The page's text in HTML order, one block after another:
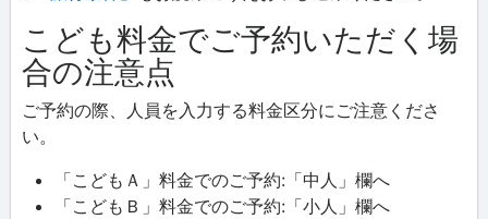
こども料金でご予約いただく場
合の注意点
ご予約の際、人員を入力する料金区分にご注意くださ
い。
「こどもＡ」料金でのご予約:「中人」欄へ
「こどもＢ」料金でのご予約:「小人」欄へ